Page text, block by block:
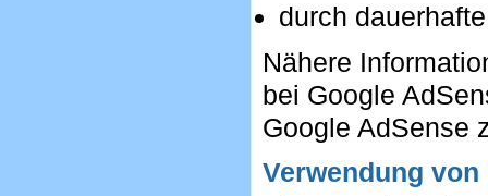
durch
Nähere
bei Google
Google AdSense
Verwendung